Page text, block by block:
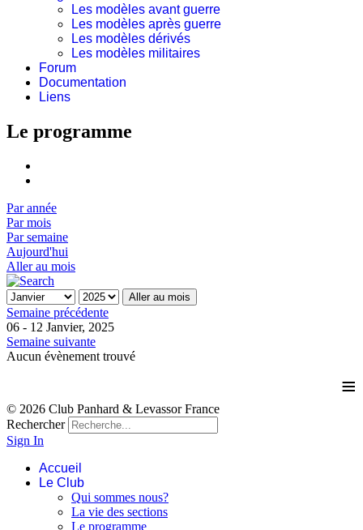
Les modèles avant guerre
Les modèles après guerre
Les modèles dérivés
Les modèles militaires
Forum
Documentation
Liens
Le programme
Par année
Par mois
Par semaine
Aujourd'hui
Aller au mois
Aller au mois
Semaine précédente
06 - 12 Janvier, 2025
Semaine suivante
Aucun évènement trouvé
≡
© 2026 Club Panhard & Levassor France
Rechercher
Sign In
Accueil
Le Club
Qui sommes nous?
La vie des sections
Le programme